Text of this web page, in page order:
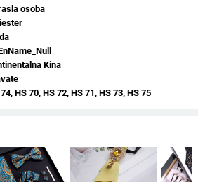
osoba
Kina
HS 70, HS 72, HS 71, HS 73, HS 75